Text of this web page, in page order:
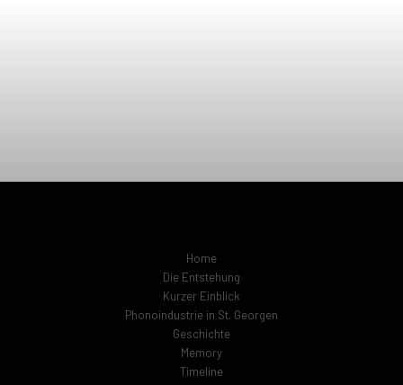
Home
Die Entstehung
Kurzer Einblick
Phonoindustrie in St. Georgen
Geschichte
Memory
Timeline